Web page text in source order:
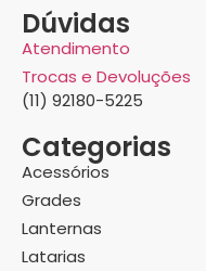
Dúvidas
Atendimento
Trocas e Devoluções
(11) 92180-5225
Categorias
Acessórios
Grades
Lanternas
Latarias